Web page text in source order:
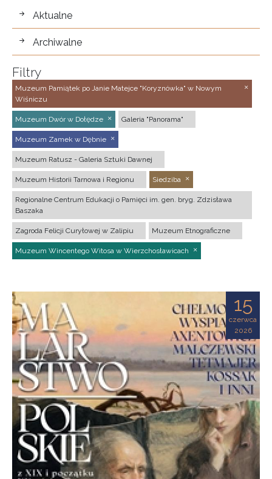
wystawy
Aktualne
Archiwalne
Filtry
Muzeum Pamiątek po Janie Matejce "Koryznówka" w Nowym
Wiśniczu
Muzeum Dwór w Dołędze Galeria "Panorama"
Muzeum Zamek w Dębnie
Muzeum Ratusz - Galeria Sztuki Dawnej
Muzeum Historii Tarnowa i Regionu Siedziba
Regionalne Centrum Edukacji o Pamięci im. gen. bryg. Zdzisława
Baszaka
Zagroda Felicji Curyłowej w Zalipiu Muzeum Etnograficzne
Muzeum Wincentego Witosa w Wierzchosławicach
15
czerwca
2026